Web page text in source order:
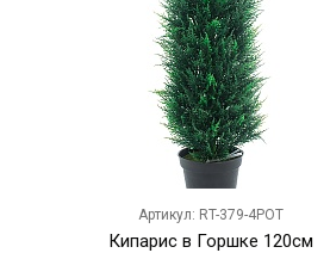
Артикул: RT-379-4POT
Кипарис в Горшке 120см